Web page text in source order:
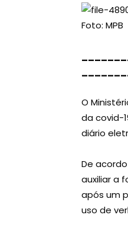
Foto: MPB
O
da covid-
diário
De
auxiliar a
após um
uso de